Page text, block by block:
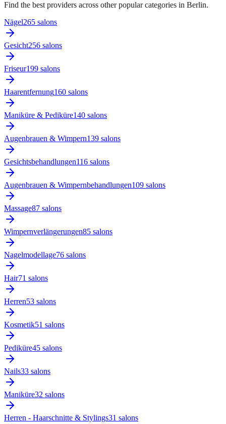
Find the best providers across other popular categories in Berlin.
Nägel265 salons
Gesicht256 salons
Friseur199 salons
Haarentfernung160 salons
Maniküre & Pediküre140 salons
Augenbrauen & Wimpern139 salons
Gesichtsbehandlungen116 salons
Augenbrauen & Wimpernbehandlungen109 salons
Massage87 salons
Wimpernverlängerungen85 salons
Nagelmodellage76 salons
Hair71 salons
Herren53 salons
Kosmetik51 salons
Pediküre45 salons
Nails33 salons
Maniküre32 salons
Herren - Haarschnitte & Stylings31 salons